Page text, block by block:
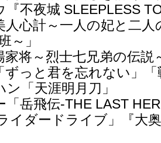
不夜城 SLEEPLESS
人心計～一人の妃と二
～」
家将～烈士七兄弟の伝説
ずっと君を忘れない」
「天涯明月刀」
岳飛伝-THE LAST
イダードライブ」『大